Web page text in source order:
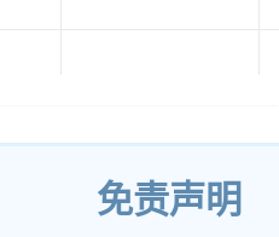
2018SR297494
免责声明